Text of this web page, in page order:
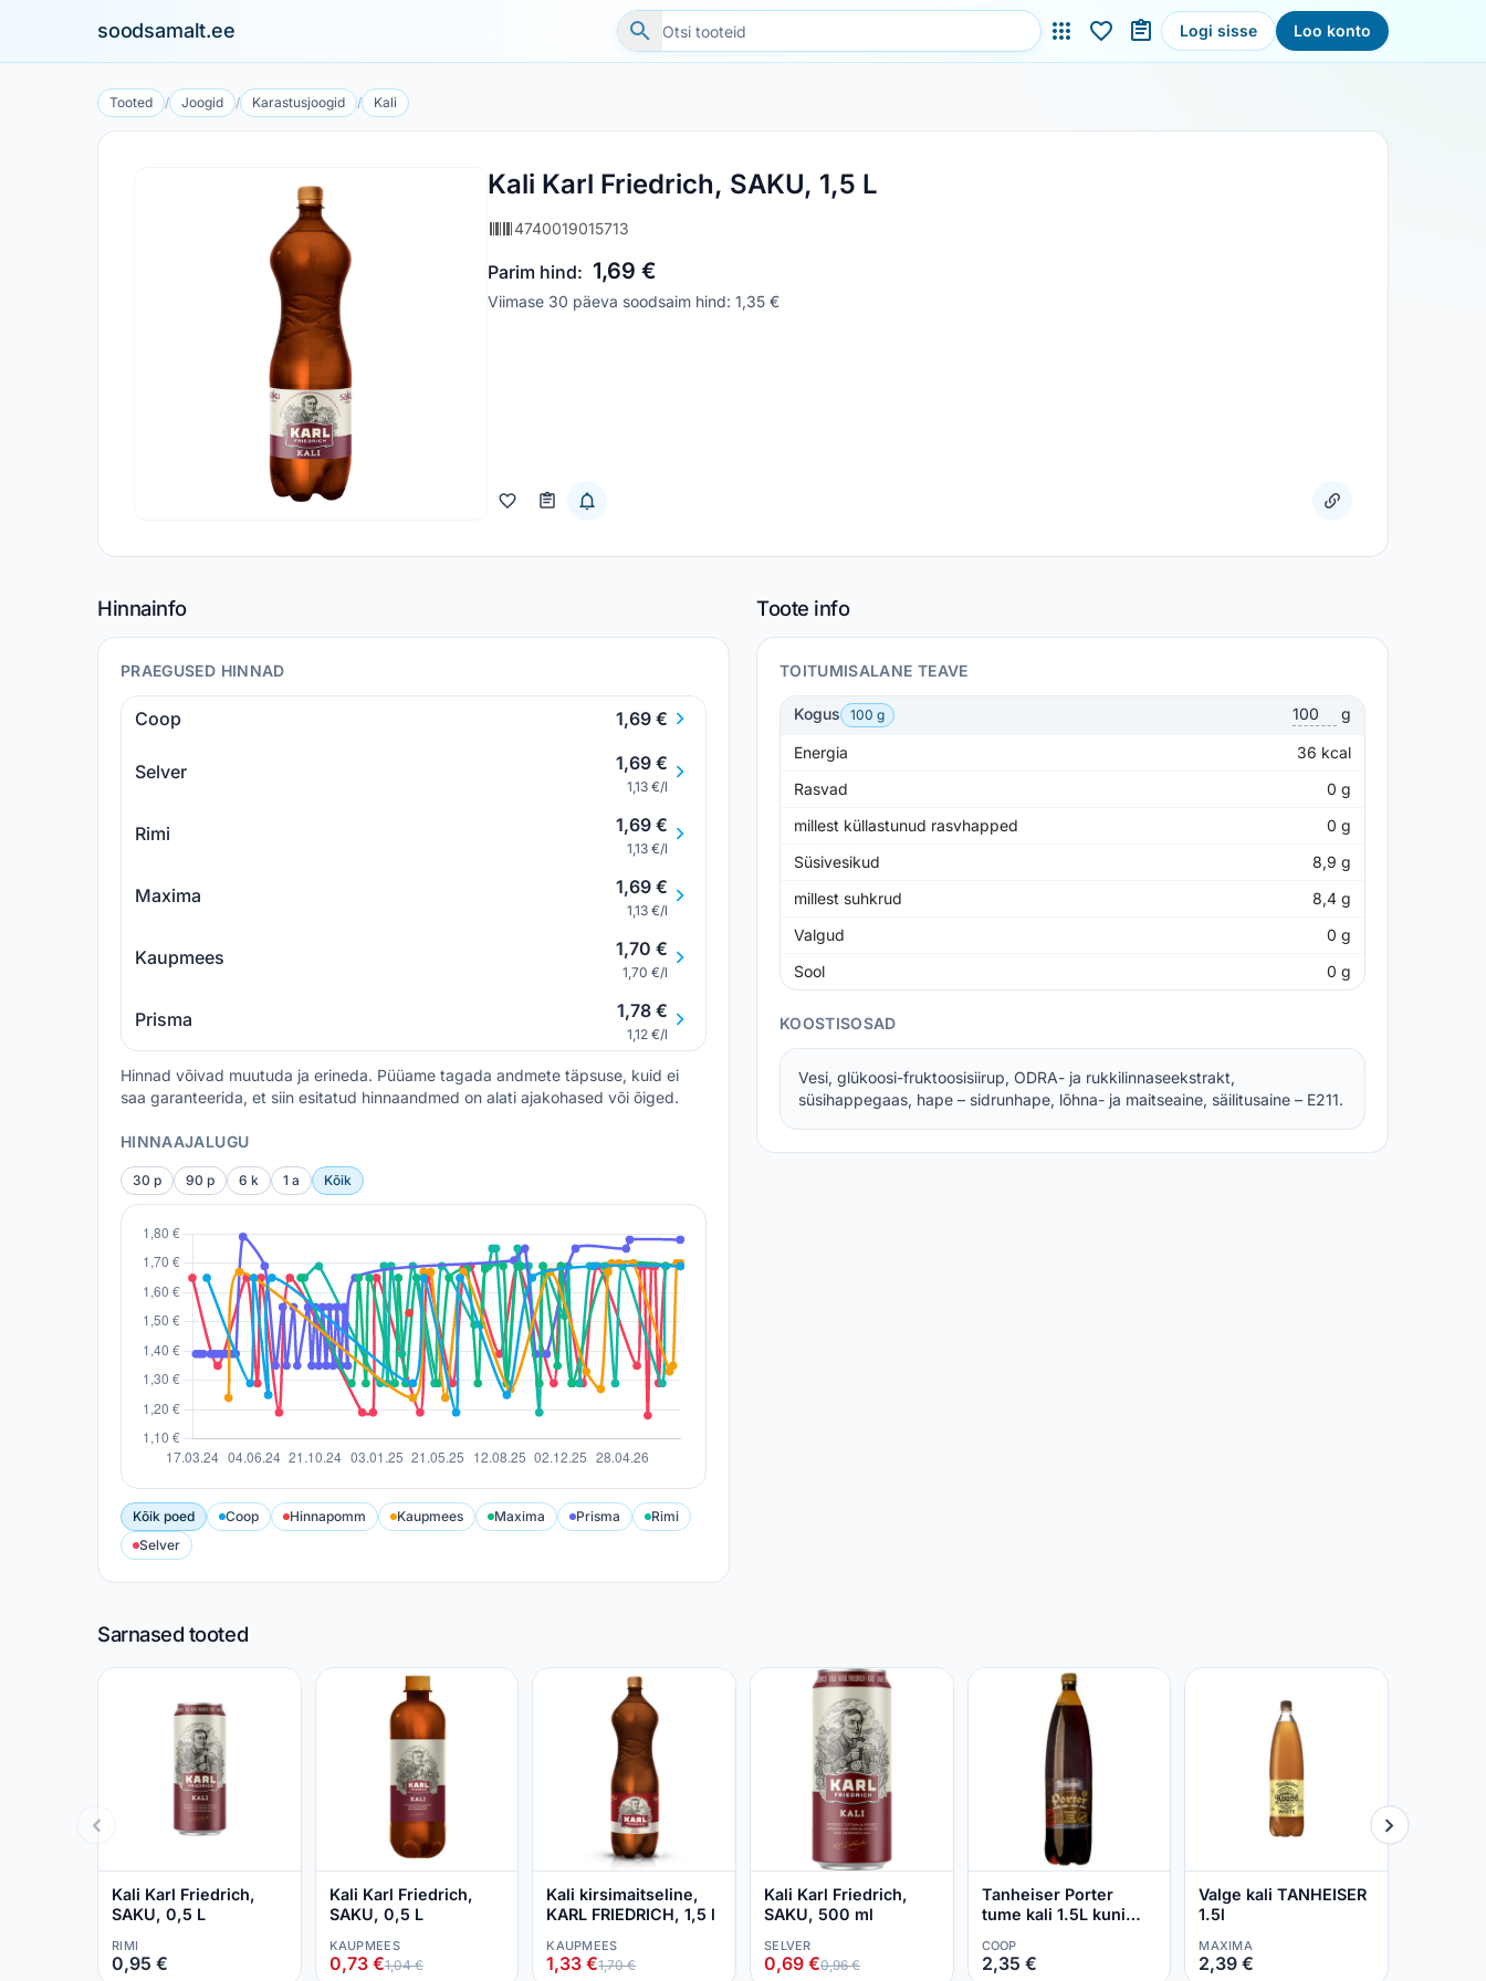
soodsamalt.ee Logi sisse Loo konto
Tooted / Joogid / Karastusjoogid / Kali
Kali Karl Friedrich, SAKU, 1,5 L
4740019015713
Parim hind: 1,69 €
Viimase 30 päeva soodsaim hind: 1,35 €
Hinnainfo
PRAEGUSED HINNAD
Coop 1,69 €
Selver 1,69 €
1,13 €/l
Rimi 1,69 €
1,13 €/l
Maxima 1,69 €
1,13 €/l
Kaupmees 1,70 €
1,70 €/l
Prisma 1,78 €
1,12 €/l
Hinnad võivad muutuda ja erineda. Püüame tagada andmete täpsuse, kuid ei
saa garanteerida, et siin esitatud hinnaandmed on alati ajakohased või õiged.
HINNAAJALUGU
30 p 90 p 6 k 1 a Kõik
Kõik poed Coop Hinnapomm Kaupmees Maxima Prisma
Rimi
Selver
Toote info
TOITUMISALANE TEAVE
Kogus 100 g g
Energia 36 kcal
Rasvad
0 g
millest küllastunud rasvhapped
0 g
Süsivesikud
8,9 g
millest suhkrud
8,4 g
Valgud
0 g
Sool
0 g
KOOSTISOSAD
Vesi, glükoosi-fruktoosisiirup, ODRA- ja rukkilinnaseekstrakt,
süsihappegaas, hape – sidrunhape, lõhna- ja maitseaine, säilitusaine – E211.
Sarnased tooted
Kali Karl Friedrich,
SAKU, 0,5 L
RIMI
0,95 €
Kali Karl Friedrich,
SAKU, 0,5 L
KAUPMEES
0,73 €1,04 €
Kali kirsimaitseline,
KARL FRIEDRICH, 1,5 l
KAUPMEES
1,33 €1,70 €
Kali Karl Friedrich,
SAKU, 500 ml
SELVER
0,69 €0,96 €
Tanheiser Porter
tume kali 1.5L kuni
COOP
2,35 €
Valge kali TANHEISER
1.5l
MAXIMA
2,39 €